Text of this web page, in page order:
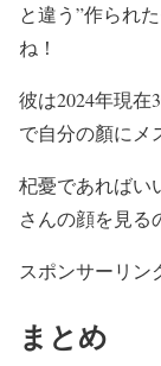
と違う”作られ
ね！
彼は2024年現在
で自分の顏にメ
杞憂であればい
さんの顔を見る
スポンサーリン
まとめ